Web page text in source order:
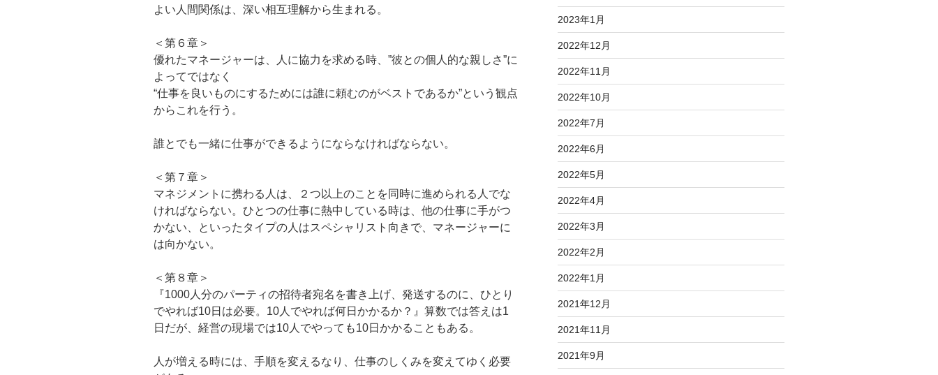
よい人間関係は、深い相互理解から生まれる。
＜第６章＞
優れたマネージャーは、人に協力を求める時、”彼との個人的な親しさ”に
よってではなく
“仕事を良いものにするためには誰に頼むのがベストであるか”という観点
からこれを行う。
誰とでも一緒に仕事ができるようにならなければならない。
＜第７章＞
マネジメントに携わる人は、２つ以上のことを同時に進められる人でな
ければならない。ひとつの仕事に熱中している時は、他の仕事に手がつ
かない、といったタイプの人はスペシャリスト向きで、マネージャーに
は向かない。
＜第８章＞
『1000人分のパーティの招待者宛名を書き上げ、発送するのに、ひとり
でやれば10日は必要。10人でやれば何日かかるか？』算数では答えは1
日だが、経営の現場では10人でやっても10日かかることもある。
人が増える時には、手順を変えるなり、仕事のしくみを変えてゆく必要
2023年1月
2022年12月
2022年11月
2022年10月
2022年7月
2022年6月
2022年5月
2022年4月
2022年3月
2022年2月
2022年1月
2021年12月
2021年11月
2021年9月